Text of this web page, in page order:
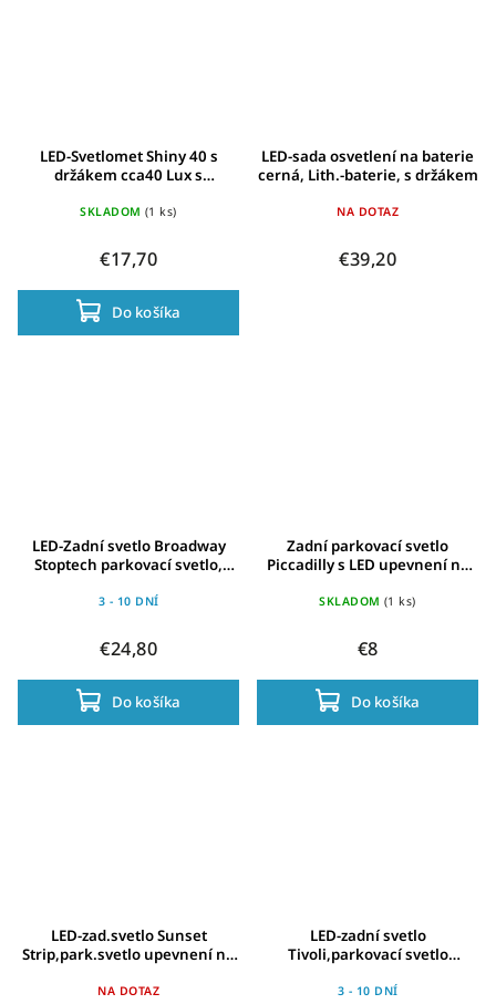
LED-Svetlomet Shiny 40 s
držákem cca40 Lux s
SKLADOM (1 ks)
€17,70
Do košíka
LED-sada osvetlení na baterie
cerná, Lith.-baterie, s držákem
NA DOTAZ
€39,20
LED-Zadní svetlo Broadway
Stoptech parkovací svetlo,
3 - 10 DNÍ
€24,80
Do košíka
Zadní parkovací svetlo
Piccadilly s LED upevnení na
SKLADOM (1 ks)
€8
Do košíka
LED-zad.svetlo Sunset
Strip,park.svetlo upevnení na
NA DOTAZ
LED-zadní svetlo
Tivoli,parkovací svetlo
verze 6-48V
3 - 10 DNÍ